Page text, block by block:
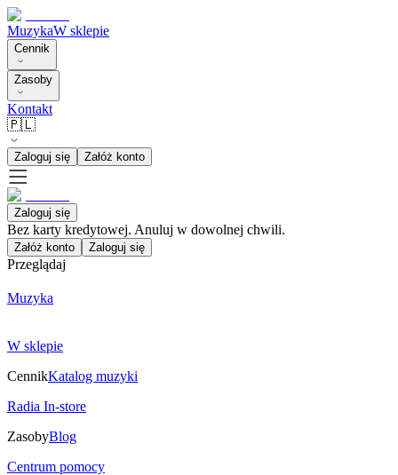
MuzykaW sklepie
Cennik
Zasoby
Kontakt
🇵🇱
Zaloguj się Załóż konto
Zaloguj się
Bez karty kredytowej. Anuluj w dowolnej chwili.
Załóż konto Zaloguj się
Przeglądaj
Muzyka
W sklepie
CennikKatalog muzyki
Radia In-store
ZasobyBlog
Centrum pomocy